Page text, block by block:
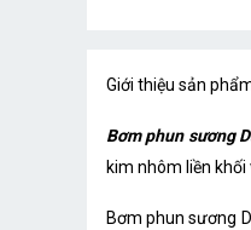
Giới thiệu sản
Bơm phun sương
kim nhôm liền
Bơm phun sương